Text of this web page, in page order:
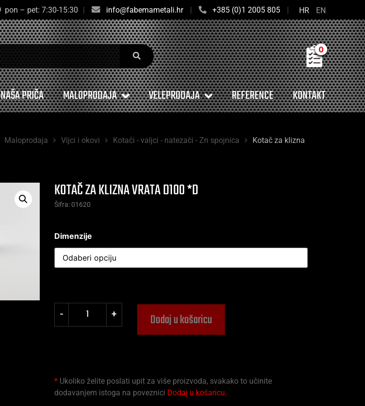
pon – pet: 7:30-15:30 | info@fabemametali.hr | +385 (0)1 2005 805 | HR EN
0
NAŠA PRIČA MALOPRODAJA VELEPRODAJA REFERENCE KONTAKT
Maloprodaja Vijci i okovi Kotači - valjci - natezači - Zn spojnica
Kotač za klizna
KOTAČ ZA KLIZNA VRATA D100 *D
Šifra: 01620
Dimenzije
- + Dodaj u košaricu
* Ukoliko želite poslati upit za više proizvoda, svakako to učinite
dodavanjem istoga na poveznici Dodaj u košaricu.